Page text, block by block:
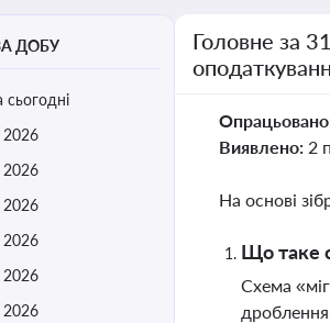
ДОБУ
сьогодні
2026
2026
2026
2026
2026
2026
Головне за
Виявлено: 2
На основі
Що таке
Схема